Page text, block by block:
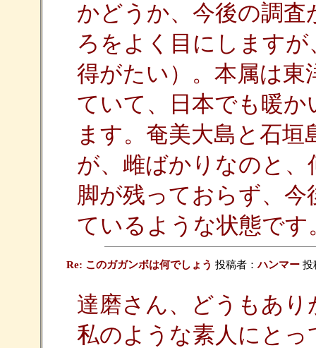
かどうか、今後の調
ろをよく目にします
得がたい）。本属は東
ていて、日本でも暖
ます。奄美大島と石
が、雌ばかりなのと
脚が残っておらず、
ているような状態です
Re: このガガンボは何でしょう 投稿者：ハンマー投
達磨さん、どうもあ
私のような素人にと